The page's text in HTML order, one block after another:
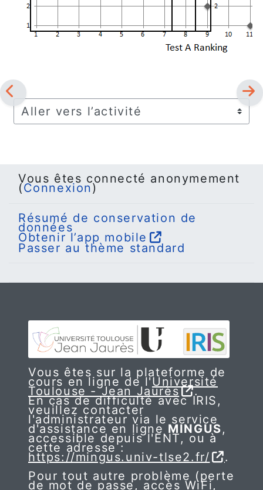
Aller vers l’activité
Vous êtes connecté anonymement
(Connexion)
Résumé de conservation de
données
Obtenir l’app mobile
Passer au thème standard
Vous êtes sur la plateforme de
cours en ligne de l'Université
Toulouse - Jean Jaurès .
En cas de difficulté avec IRIS,
veuillez contacter
l'administrateur via le service
d'assistance en ligne MINGUS,
accessible depuis l'ENT, ou à
cette adresse :
https://mingus.univ-tlse2.fr/
.
Pour tout autre problème (perte
de mot de passe, accès WiFi,